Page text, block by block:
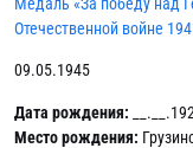
Отечественной войне
09.05.1945
Дата рождения:
Место рождения: